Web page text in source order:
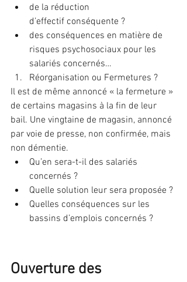
de la réduction
d’effectif conséquente ?
des conséquences en matière de
risques psychosociaux pour les
salariés concernés…
Réorganisation ou Fermetures ?
Il est de même annoncé « la fermeture »
de certains magasins à la fin de leur
bail. Une vingtaine de magasin, annoncé
par voie de presse, non confirmée, mais
non démentie.
Qu’en sera-t-il des salariés
concernés ?
Quelle solution leur sera proposée ?
Quelles conséquences sur les
bassins d’emplois concernés ?
Ouverture des